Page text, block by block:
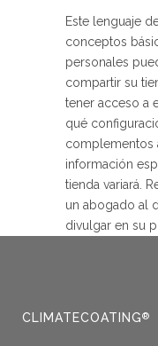
Este lenguaje
conceptos
personales
compartir su
tener acceso a
qué
complementos
información
tienda variará.
un abogado al
divulgar en su
CLIMATECOATING®